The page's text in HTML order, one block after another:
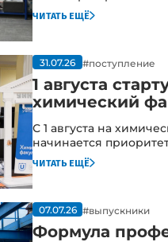
читать ещё
31.07.26 #поступление
1 августа
химический
С 1 августа на
начинается
читать ещё
07.07.26 #выпускники
Формула